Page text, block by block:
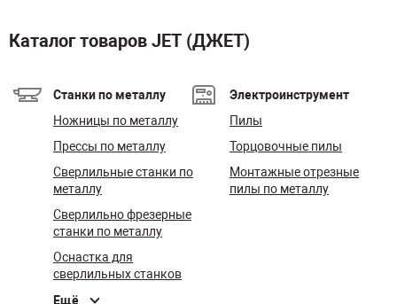
Каталог товаров JET (ДЖЕТ)
Станки по металлу
Ножницы по металлу
Прессы по металлу
Сверлильные станки по
металлу
Сверлильно фрезерные
станки по металлу
Оснастка для
сверлильных станков
Ещё
Электроинструмент
Пилы
Торцовочные пилы
Монтажные отрезные
пилы по металлу